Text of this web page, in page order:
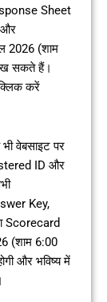
Sheet
और
2026 (शाम
सकते हैं।
करें
वेबसाइट पर
ID और
Key,
Scorecard
(शाम 6:00
और भविष्य में